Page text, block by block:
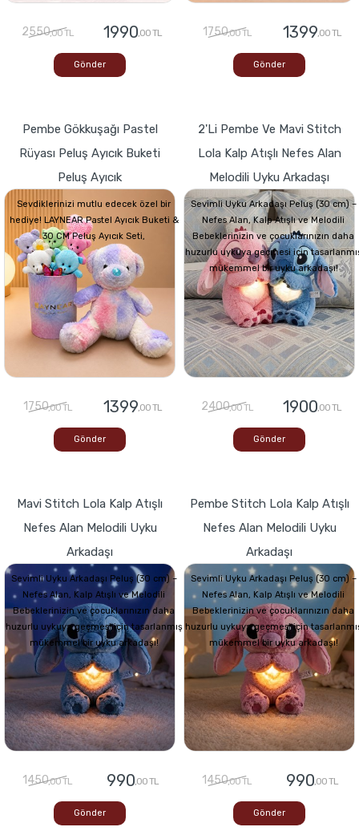
2550,00 TL 1990,00 TL
Gönder
1750,00 TL 1399,00 TL
Gönder
Pembe Gökkuşağı Pastel
Rüyası Peluş Ayıcık Buketi
Peluş Ayıcık
Sevdiklerinizi mutlu edecek özel bir
hediye! LAYNEAR Pastel Ayıcık Buketi &
30 CM Peluş Ayıcık Seti,
1750,00 TL 1399,00 TL
Gönder
2'li Pembe Ve Mavi Stitch
Lola Kalp Atışlı Nefes Alan
Melodili Uyku Arkadaşı
Sevimli Uyku Arkadaşı Peluş (30 cm) –
Nefes Alan, Kalp Atışlı ve Melodili
Bebeklerinizin ve çocuklarınızın daha
huzurlu uykuya geçmesi için
mükemmel bir uyku arkadaşı!
2400,00 TL 1900,00 TL
Gönder
Mavi Stitch Lola Kalp Atışlı
Nefes Alan Melodili Uyku
Arkadaşı
Sevimli Uyku Arkadaşı Peluş (30 cm) –
Nefes Alan, Kalp Atışlı ve Melodili
Bebeklerinizin ve çocuklarınızın daha
huzurlu uykuya geçmesi için tasarlanmış
mükemmel bir uyku arkadaşı!
1450,00 TL 990,00 TL
Gönder
Pembe Stitch Lola Kalp Atışlı
Nefes Alan Melodili Uyku
Arkadaşı
Sevimli Uyku Arkadaşı Peluş (30 cm) –
Nefes Alan, Kalp Atışlı ve Melodili
Bebeklerinizin ve çocuklarınızın daha
huzurlu uykuya geçmesi için
mükemmel bir uyku arkadaşı!
1450,00 TL 990,00 TL
Gönder